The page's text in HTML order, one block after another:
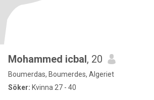
Mohammed icbal, 20
Boumerdas, Boumerdes, Algeriet
Söker: Kvinna 27 - 40